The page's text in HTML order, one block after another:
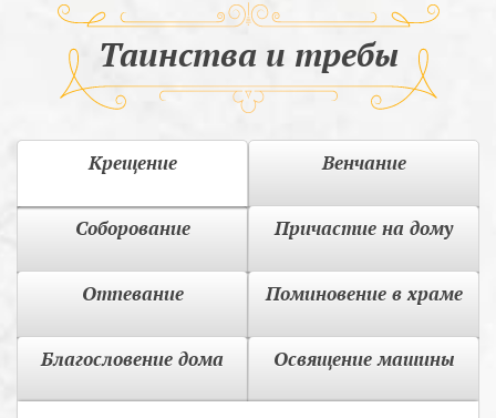
Таинства и требы
Крещение Венчание
Соборование Причастие на дому
Отпевание Поминовение в храме
Благословение дома Освящение машины